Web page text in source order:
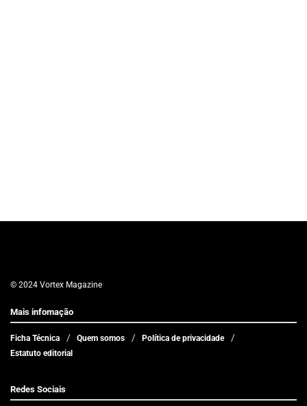
© 2024 Vortex Magazine
Mais infomação
Ficha Técnica Quem somos
Política de privacidade
Estatuto editorial
Redes Sociais